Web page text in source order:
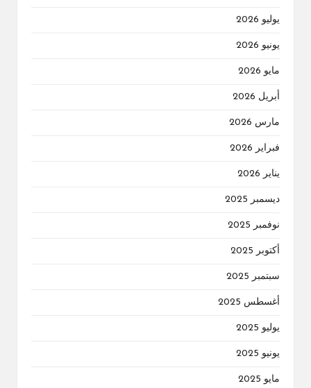
يوليو 2026
يونيو 2026
مايو 2026
أبريل 2026
مارس 2026
فبراير 2026
يناير 2026
ديسمبر 2025
نوفمبر 2025
أكتوبر 2025
سبتمبر 2025
أغسطس 2025
يوليو 2025
يونيو 2025
مايو 2025